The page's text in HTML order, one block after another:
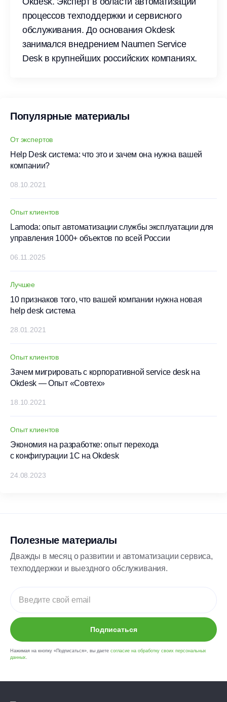
процессов техподдержки и сервисного
обслуживания. До основания Okdesk
занимался внедрением Naumen Service
Desk в крупнейших российских компаниях.
Популярные материалы
От экспертов
Help Desk система: что это и зачем она нужна вашей
компании?
08.10.2021
Опыт клиентов
Lamoda: опыт автоматизации службы эксплуатации для
управления 1000+ объектов по всей России
06.11.2025
Лучшее
10 признаков того, что вашей компании нужна новая
help desk система
28.01.2021
Опыт клиентов
Зачем мигрировать с корпоративной service desk на
Okdesk — Опыт «Совтех»
18.10.2021
Опыт клиентов
Экономия на разработке: опыт перехода
с конфигурации 1С на Okdesk
24.08.2023
Полезные материалы
Дважды в месяц о развитии и автоматизации сервиса,
техподдержки и выездного обслуживания.
Подписаться
Нажимая на кнопку «Подписаться», вы даете согласие на обработку своих персональных
данных